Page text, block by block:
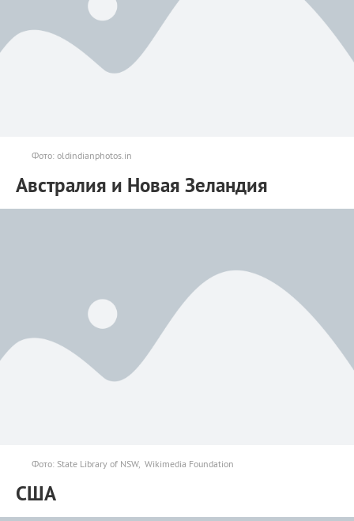
Фото: oldindianphotos.in
Австралия и Новая Зеландия
Фото: State Library of NSW, Wikimedia Foundation
США